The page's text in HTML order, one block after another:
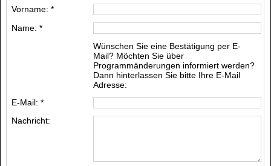
Vorname: *
Name: *
Wünschen Sie eine Bestätigung per E-
Mail? Möchten Sie über
Programmänderungen informiert werden?
Dann hinterlassen Sie bitte Ihre E-Mail
Adresse:
E-Mail: *
Nachricht: